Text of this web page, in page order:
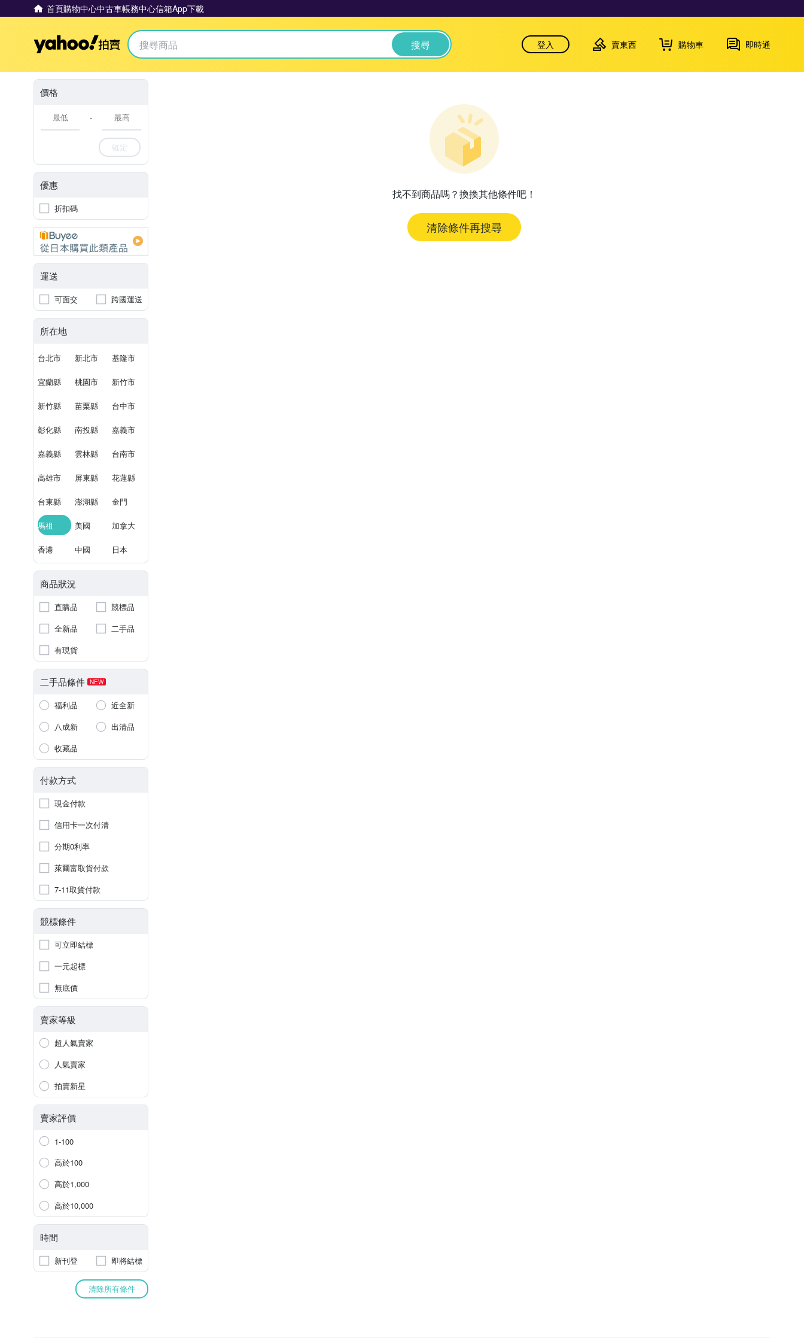
首頁購物中心中古車帳務中心信箱App下載
Yahoo拍賣 搜尋 登入 賣東西 購物車 即時通
價格
-
確定
優惠
折扣碼
運送
可面交 跨國運送
所在地
台北市 新北市 基隆市
宜蘭縣 桃園市 新竹市
新竹縣 苗栗縣 台中市
彰化縣 南投縣 嘉義市
嘉義縣 雲林縣 台南市
高雄市 屏東縣 花蓮縣
台東縣 澎湖縣 金門
馬祖 美國 加拿大
香港 中國 日本
商品狀況
直購品
競標品
全新品
二手品
有現貨
二手品條件 NEW
福利品
近全新
八成新
出清品
收藏品
付款方式
現金付款
信用卡一次付清
分期0利率
萊爾富取貨付款
7-11取貨付款
競標條件
可立即結標
一元起標
無底價
賣家等級
超人氣賣家
人氣賣家
拍賣新星
賣家評價
1-100
高於100
高於1,000
高於10,000
時間
新刊登 即將結標
清除所有條件
找不到商品嗎？換換其他條件吧！
清除條件再搜尋